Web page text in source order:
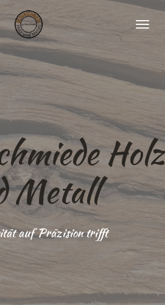
Holz
Metall
auf Präzision trifft